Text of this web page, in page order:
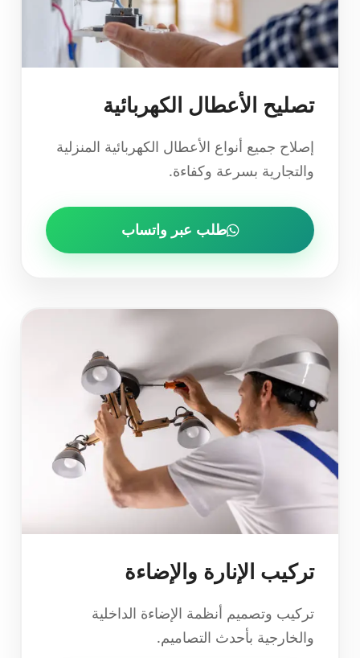
تصليح الأعطال الكهربائية
إصلاح جميع أنواع الأعطال الكهربائية المنزلية
والتجارية بسرعة وكفاءة.
طلب عبر واتساب
تركيب الإنارة والإضاءة
تركيب وتصميم أنظمة الإضاءة الداخلية
والخارجية بأحدث التصاميم.